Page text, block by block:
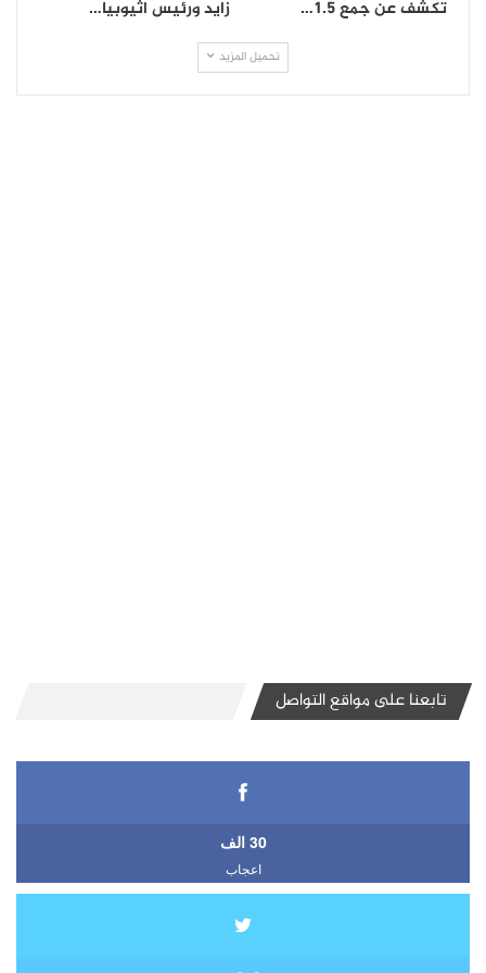
تكشف عن جمع 1.5… زايد ورئيس اثيوبيا…
تحميل المزيد
تابعنا على مواقع التواصل
30 الف
اعجاب